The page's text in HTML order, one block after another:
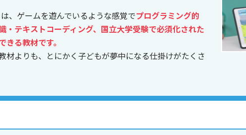
、ゲームを遊んでいるような感覚でプログラミング的
・テキストコーディング、国立大学受験で必須化された
る教材です。
材よりも、とにかく子どもが夢中になる仕掛けがたくさ